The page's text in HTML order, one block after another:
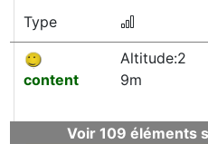
Type
content
Altitude:2
9m
Voir 109 éléments